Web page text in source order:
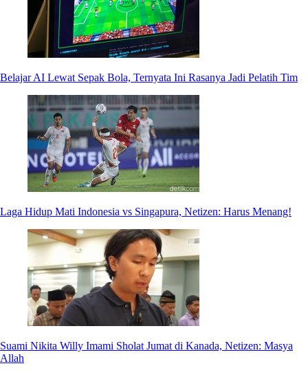
Belajar AI Lewat Sepak Bola, Ternyata Ini Rasanya Jadi Pelatih Tim
Laga Hidup Mati Indonesia vs Singapura, Netizen: Harus Menang!
Suami Nikita Willy Imami Sholat Jumat di Kanada, Netizen: Masya
Allah